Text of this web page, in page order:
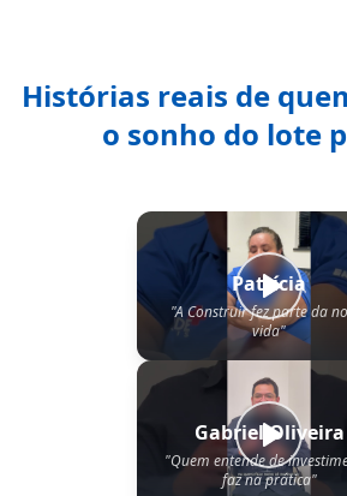
Histórias reais de
o sonho do lote
Patrícia
"A Construir fez parte da
vida"
Gabriel Oliveira
"Quem entende de
faz na prática"